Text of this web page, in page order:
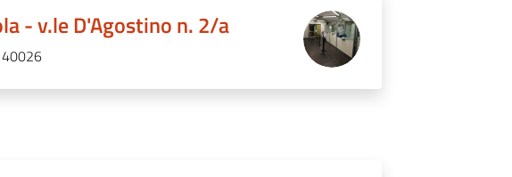
- v.le D'Agostino n. 2/a